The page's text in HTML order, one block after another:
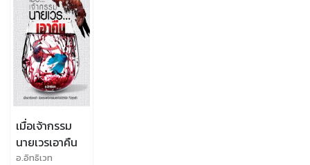
เมื่อเจ้ากรรม
นายเวรเอาคืน
อ.อิทธิเวท